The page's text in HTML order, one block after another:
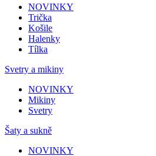
NOVINKY
Trička
Košile
Halenky
Tílka
Svetry a mikiny
NOVINKY
Mikiny
Svetry
Šaty a sukně
NOVINKY